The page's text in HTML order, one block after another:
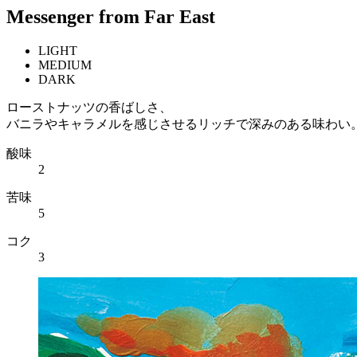
Messenger from Far East
LIGHT
MEDIUM
DARK
ローストナッツの香ばしさ、
バニラやキャラメルを感じさせるリッチで深みのある味わい
酸味
2
苦味
5
コク
3